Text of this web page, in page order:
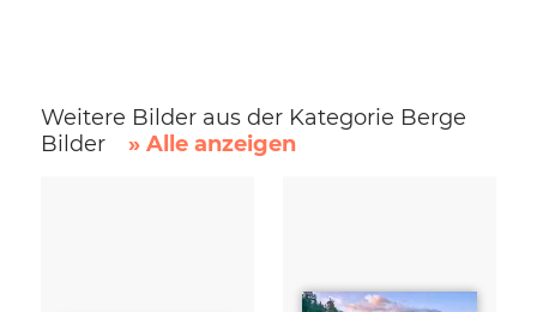
Weitere Bilder aus der Kategorie Berge
Bilder
» Alle anzeigen